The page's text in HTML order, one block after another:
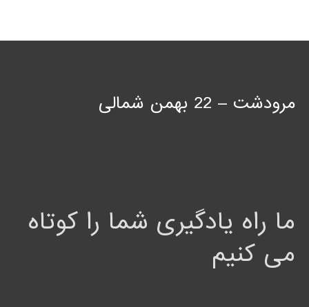
مرودشت – 22 بهمن شمالی
ما راه یادگیری شما را کوتاه
می کنیم